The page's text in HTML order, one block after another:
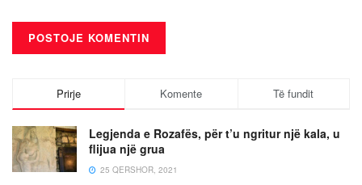
Prirje Komente Të fundit
Legjenda e Rozafës, për t’u ngritur një kala, u
flijua një grua
25 QERSHOR, 2021